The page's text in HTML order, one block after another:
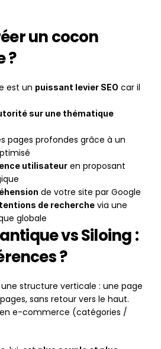
un cocon
?
est un puissant levier SEO car il
sur une thématique
pages profondes grâce à un
utilisateur en proposant
de votre site par Google
de recherche via une
globale
vs Siloing :
?
structure verticale : une page
sans retour vers le haut.
en e-commerce (catégories /